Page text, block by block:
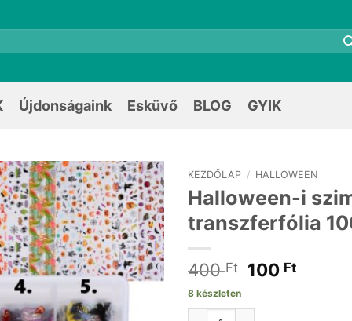
Újdonságaink Esküvő BLOG GYIK
KEZDŐLAP / HALLOWEEN
Halloween-i
transzferfólia
400Ft
Original
was:
100 Ft
8 készleten